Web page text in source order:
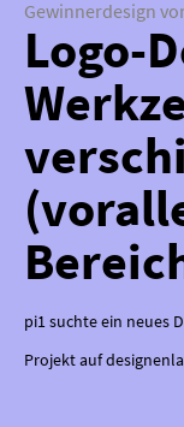
Gewinnerdesign
Logo-
pi1 suchte ein neues
Projekt auf